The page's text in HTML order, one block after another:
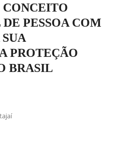
PESSOA COM
PROTEÇÃO
BRASIL